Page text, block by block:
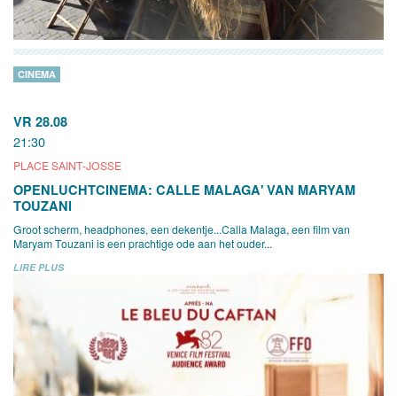
VR 28.08
21:30
PLACE SAINT-JOSSE
CINEMA
OPENLUCHTCINEMA: CALLE MALAGA' VAN MARYAM
TOUZANI
Groot scherm, headphones, een dekentje...Calla Malaga, een film van
Maryam Touzani is een prachtige ode aan het ouder...
LIRE PLUS